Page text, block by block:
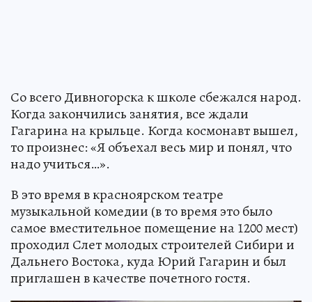
Со всего Дивногорска к школе сбежался народ.
Когда закончились занятия, все ждали
Гагарина на крыльце. Когда космонавт вышел,
то произнес: «Я объехал весь мир и понял, что
надо учиться…».
В это время в красноярском театре
музыкальной комедии (в то время это было
самое вместительное помещение на 1200 мест)
проходил Слет молодых строителей Сибири и
Дальнего Востока, куда Юрий Гагарин и был
приглашен в качестве почетного гостя.